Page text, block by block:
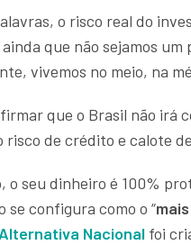
o risco real do
que não sejamos um
vivemos no meio, na
que o Brasil não irá
risco de crédito e calote
o seu dinheiro é 100%
se configura como o “
Nacional foi